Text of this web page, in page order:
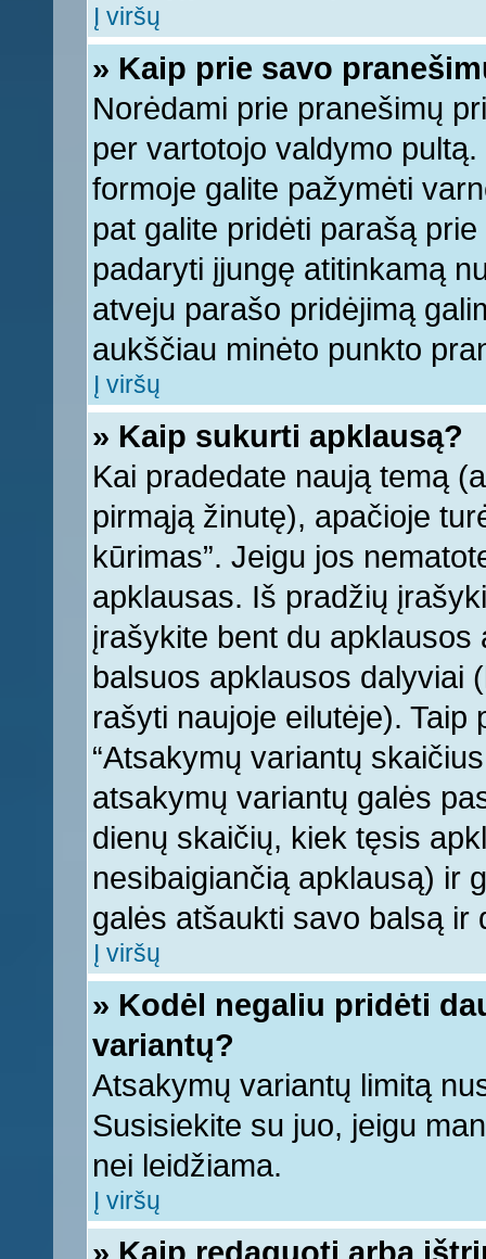
Į viršų
» Kaip prie savo
Norėdami prie pranešimų
per vartotojo valdymo
formoje galite pažymėti
pat galite pridėti parašą
padaryti įjungę atitinkamą
atveju parašo pridėjimą
aukščiau minėto punkto
Į viršų
» Kaip sukurti apklausą?
Kai pradedate naują temą
pirmąją žinutę), apačioje
kūrimas”. Jeigu jos
apklausas. Iš pradžių
įrašykite bent du
balsuos apklausos dalyviai
rašyti naujoje eilutėje).
“Atsakymų variantų
atsakymų variantų galės
dienų skaičių, kiek tęsis
nesibaigiančią apklausą) ir
galės atšaukti savo balsą ir
Į viršų
» Kodėl negaliu pridėti
variantų?
Atsakymų variantų limitą
Susisiekite su juo, jeigu
nei leidžiama.
Į viršų